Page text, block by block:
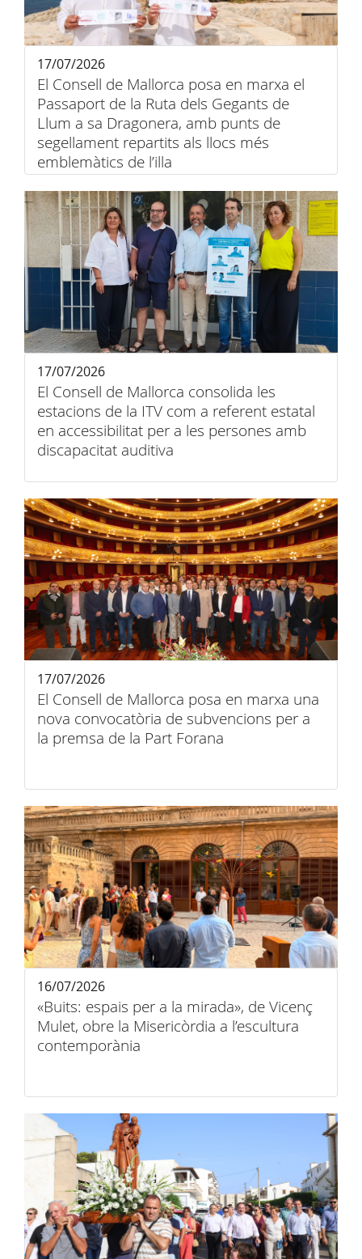
El Consell de Mallorca posa en marxa el
Passaport de la Ruta dels Gegants de
Llum a sa Dragonera, amb punts de
segellament repartits als llocs més
emblemàtics de l’illa
17/07/2026
El Consell de Mallorca consolida les
estacions de la ITV com a referent estatal
en accessibilitat per a les persones amb
discapacitat auditiva
17/07/2026
El Consell de Mallorca posa en marxa una
nova convocatòria de subvencions per a
la premsa de la Part Forana
17/07/2026
«Buits: espais per a la mirada», de Vicenç
Mulet, obre la Misericòrdia a l’escultura
contemporània
16/07/2026